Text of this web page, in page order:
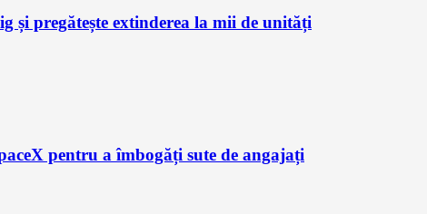
și pregătește extinderea la mii de unități
pentru a îmbogăți sute de angajați